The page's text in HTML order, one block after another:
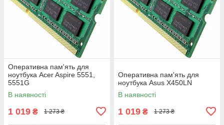
Оперативна пам'ять для
ноутбука Acer Aspire 5551,
5551G
В наявності
1 019 ₴ 1 273 ₴
Оперативна пам'ять для
ноутбука Asus X450LN
В наявності
1 019 ₴ 1 273 ₴